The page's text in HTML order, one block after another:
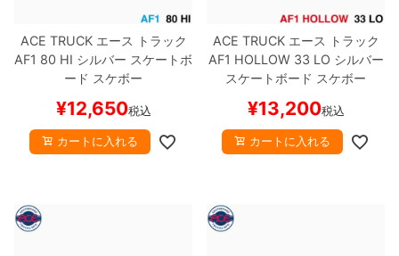
ACE TRUCKエース トラック
AF1 80 HI シルバー スケートボ
ード スケボー
¥12,650税込
カートに入れる
ACE TRUCKエース トラック
AF1 HOLLOW33 LO シルバー
スケートボード スケボー
¥13,200税込
カートに入れる